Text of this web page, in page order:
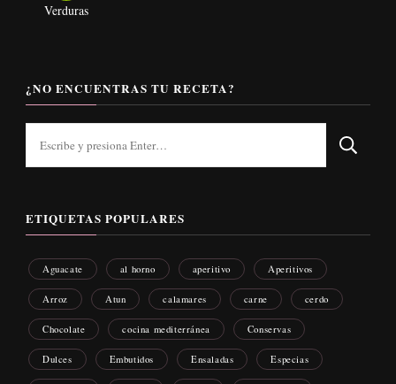
Verduras
¿NO ENCUENTRAS TU RECETA?
ETIQUETAS POPULARES
Aguacate al horno aperitivo Aperitivos
Arroz Atun calamares carne cerdo
Chocolate cocina mediterránea Conservas
Dulces Embutidos Ensaladas Especias